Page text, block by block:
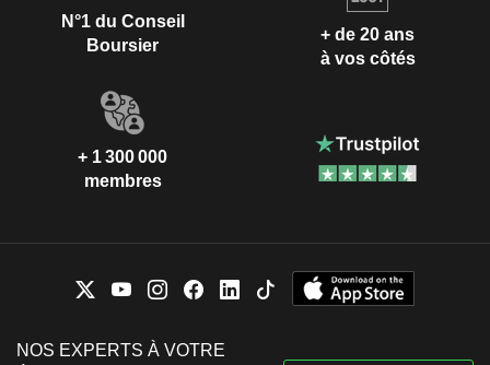
N°1 du Conseil
Boursier
+ de 20 ans
à vos côtés
+ 1 300 000
membres
NOS EXPERTS À VOTRE